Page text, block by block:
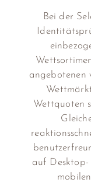
Bei der
angebotenen
Wettquoten
auf